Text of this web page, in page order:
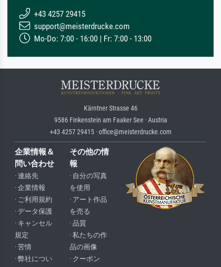
+43 4257 29415
support@meisterdrucke.com
Mo-Do: 7:00 - 16:00 | Fr: 7:00 - 13:00
Kärntner Strasse 46
9586 Finkenstein am Faaker See · Austria
+43 4257 29415 · office@meisterdrucke.com
企業情報＆
問い合わせ
· 連絡先
· 企業情報
· ご利用規約
· データ保護
· キャンセル
規定
· 苦情
· 弊社につい
その他の情
報
· 自分の写真
を使用
· アート作品
を売る
· 品質
· 私たちの作
品の画像
· クーポン